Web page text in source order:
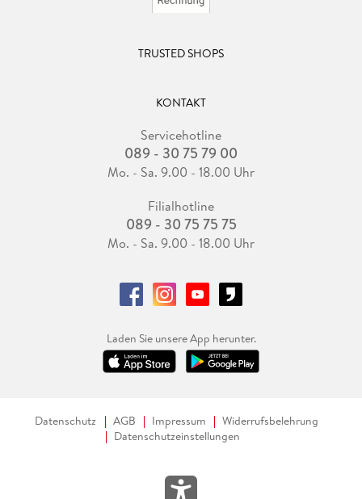
TRUSTED SHOPS
KONTAKT
Servicehotline
089 - 30 75 79 00
Mo. - Sa. 9.00 - 18.00 Uhr
Filialhotline
089 - 30 75 75 75
Mo. - Sa. 9.00 - 18.00 Uhr
Laden Sie unsere App herunter.
Datenschutz AGB Impressum
Widerrufsbelehrung
Datenschutzeinstellungen